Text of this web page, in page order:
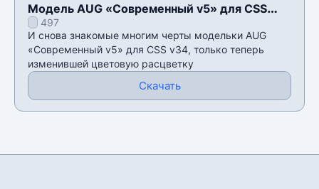
Модель AUG «Современный v5» для CSS
v34497
И снова знакомые многим черты модельки AUG
«Современный v5» для CSS v34, только теперь
изменившей цветовую расцветку
Скачать